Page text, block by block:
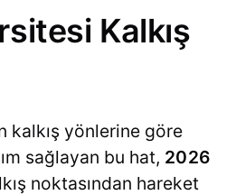
Kalkış
kalkış yönlerine göre
sağlayan bu hat, 2026
noktasından hareket